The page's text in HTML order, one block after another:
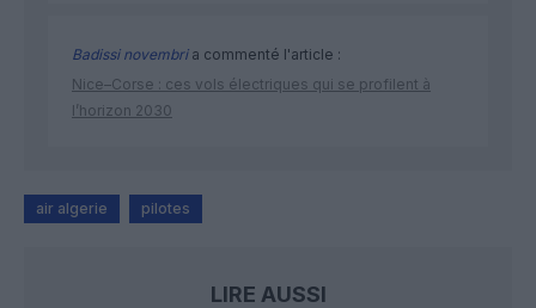
Badissi novembria commenté l'article :
Nice–Corse : ces vols électriques qui se profilent à
l’horizon 2030
air algerie pilotes
LIRE AUSSI